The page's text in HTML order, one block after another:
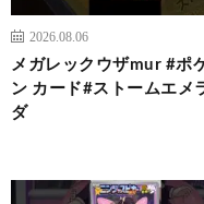
2026.08.06
メガレックウザmur #ポ
ン カード#ストームエメ
ダ